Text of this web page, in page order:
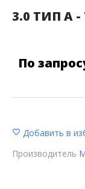
3.0 ТИП A
По
Добавить в
Производитель